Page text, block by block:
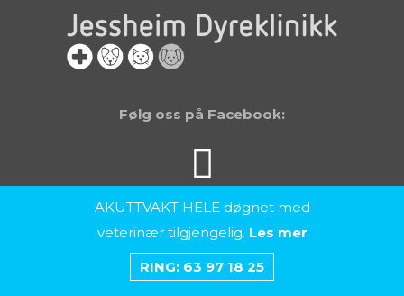
Følg oss på Facebook:
© Jessheim Dyreklinikk -
Personvernpolicy.
AKUTTVAKT HELE døgnet med
veterinær tilgjengelig. Les mer
RING: 63 97 18 25